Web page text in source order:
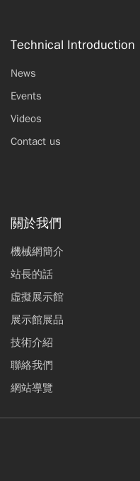
Technical Introduction
News
Events
Videos
Contact us
關於我們
機械網簡介
站長的話
虛擬展示館
展示館展品
技術介紹
聯絡我們
網站導覽